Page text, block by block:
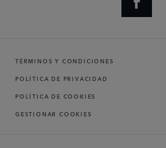
TÉRMINOS Y CONDICIONES
POLÍTICA DE PRIVACIDAD
POLÍTICA DE COOKIES
GESTIONAR COOKIES